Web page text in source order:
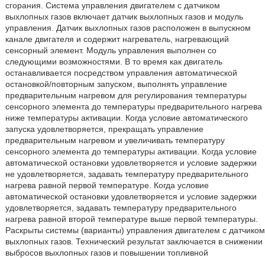
сгорания. Система управления двигателем с датчиком
выхлопных газов включает датчик выхлопных газов и модуль
управления. Датчик выхлопных газов расположен в выпускном
канале двигателя и содержит нагреватель, нагревающий
сенсорный элемент. Модуль управления выполнен со
следующими возможностями. В то время как двигатель
останавливается посредством управления автоматической
остановкой/повторным запуском, выполнять управление
предварительным нагревом для регулирования температуры
сенсорного элемента до температуры предварительного нагрева
ниже температуры активации. Когда условие автоматического
запуска удовлетворяется, прекращать управление
предварительным нагревом и увеличивать температуру
сенсорного элемента до температуры активации. Когда условие
автоматической остановки удовлетворяется и условие задержки
не удовлетворяется, задавать температуру предварительного
нагрева равной первой температуре. Когда условие
автоматической остановки удовлетворяется и условие задержки
удовлетворяется, задавать температуру предварительного
нагрева равной второй температуре выше первой температуры.
Раскрыты системы (варианты) управления двигателем с датчиком
выхлопных газов. Технический результат заключается в снижении
выбросов выхлопных газов и повышении топливной